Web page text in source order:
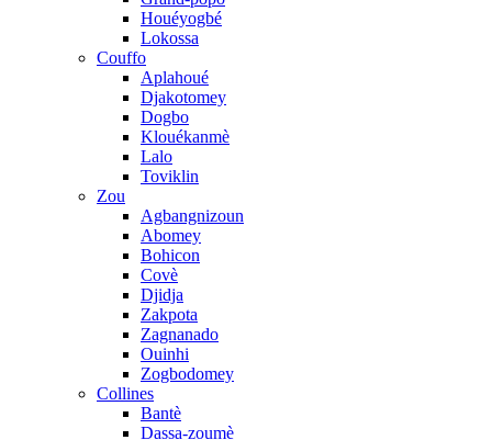
Houéyogbé
Lokossa
Couffo
Aplahoué
Djakotomey
Dogbo
Klouékanmè
Lalo
Toviklin
Zou
Agbangnizoun
Abomey
Bohicon
Covè
Djidja
Zakpota
Zagnanado
Ouinhi
Zogbodomey
Collines
Bantè
Dassa-zoumè